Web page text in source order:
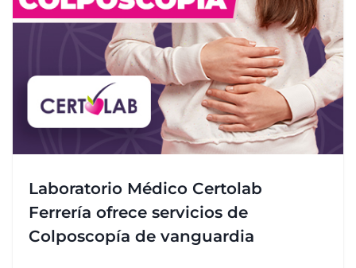
Laboratorio Médico Certolab
Ferrería ofrece servicios de
Colposcopía de vanguardia